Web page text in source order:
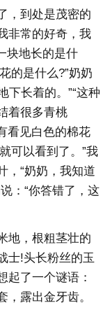
，到处是茂密的
非常的好奇，我
块地长的是什
的是什么?”奶奶
下长着的。”“这种
着很多青桃
看见白色的棉花
可以看到了。”我
，“奶奶，我知道
：“你答错了，这
地，根粗茎壮的
士!头长粉丝的玉
起了一个谜语：
，露出金牙齿。